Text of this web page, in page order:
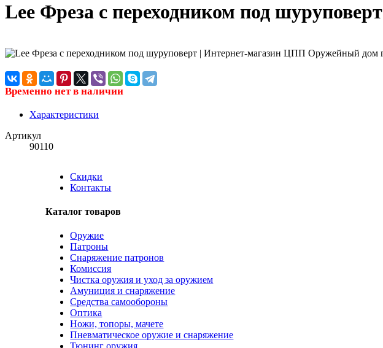
Lee Фреза с переходником под шуруповерт
Временно нет в наличии
Характеристики
Артикул
90110
Скидки
Контакты
Каталог товаров
Оружие
Патроны
Снаряжение патронов
Комиссия
Чистка оружия и уход за оружием
Амуниция и снаряжение
Средства самообороны
Оптика
Ножи, топоры, мачете
Пневматическое оружие и снаряжение
Тюнинг оружия